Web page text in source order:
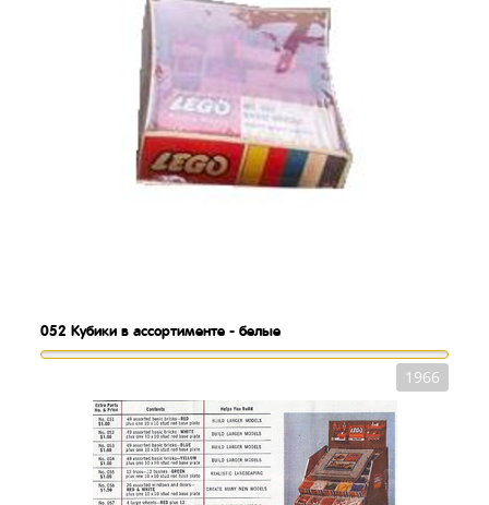
052 Кубики в ассортименте - белые
1966